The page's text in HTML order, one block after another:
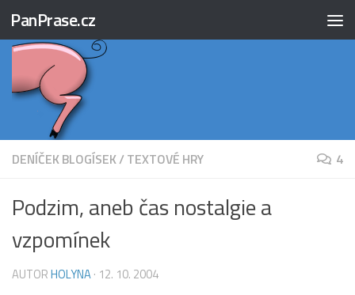
Skip to content
PanPrase.cz
DENÍČEK BLOGÍSEK/TEXTOVÉ HRY 4
Podzim, aneb čas nostalgie a
vzpomínek
AUTORHOLYNA· 12. 10. 2004